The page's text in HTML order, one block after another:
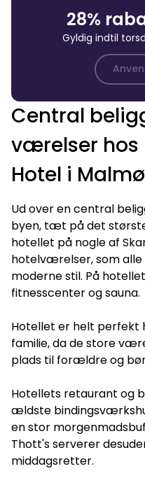
28%
Gyldig indtil
Central
værelser hos
Hotel i Malmø
Ud over en central
byen, tæt på det
hotellet på nogle af
hotelværelser, som
moderne stil. På
fitnesscenter og sauna.
Hotellet er helt perfekt
familie, da de store
plads til forældre og
Hotellets retaurant og
ældste
en stor
Thott's serverer
middagsretter.